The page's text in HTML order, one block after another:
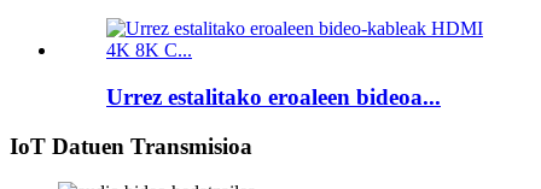
Urrez estalitako eroaleen bideoa...
IoT Datuen Transmisioa